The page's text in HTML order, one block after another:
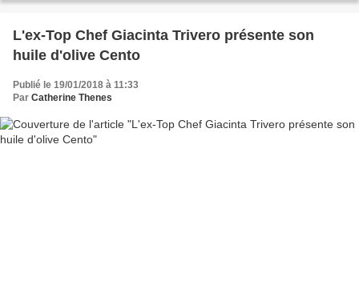
L'ex-Top Chef Giacinta Trivero présente son
huile d'olive Cento
Publié le 19/01/2018 à 11:33
Par Catherine Thenes